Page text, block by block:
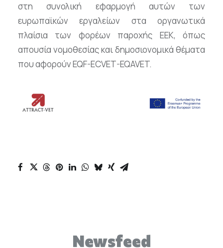
στη συνολική εφαρμογή αυτών των
ευρωπαϊκών εργαλείων στα οργανωτικά
πλαίσια των φορέων παροχής ΕΕΚ, όπως
απουσία νομοθεσίας και δημοσιονομικά θέματα
που αφορούν EQF-ECVET-EQAVET.
Newsfeed